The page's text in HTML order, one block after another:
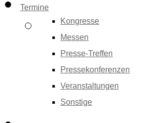
Termine
Kongresse
Messen
Presse-Treffen
Pressekonferenzen
Veranstaltungen
Sonstige